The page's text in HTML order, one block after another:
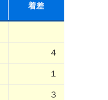
着差
４
１
３